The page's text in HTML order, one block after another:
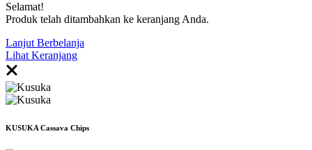
Selamat!
Produk telah ditambahkan ke keranjang Anda.
Lanjut Berbelanja
Lihat Keranjang
KUSUKA Cassava Chips